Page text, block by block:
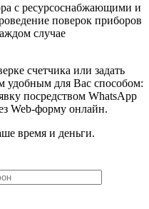
с ресурсоснабжающими и
поверок приборов
случае
счетчика или задать
для Вас способом:
посредством WhatsApp
Web-форму онлайн.
время и деньги.